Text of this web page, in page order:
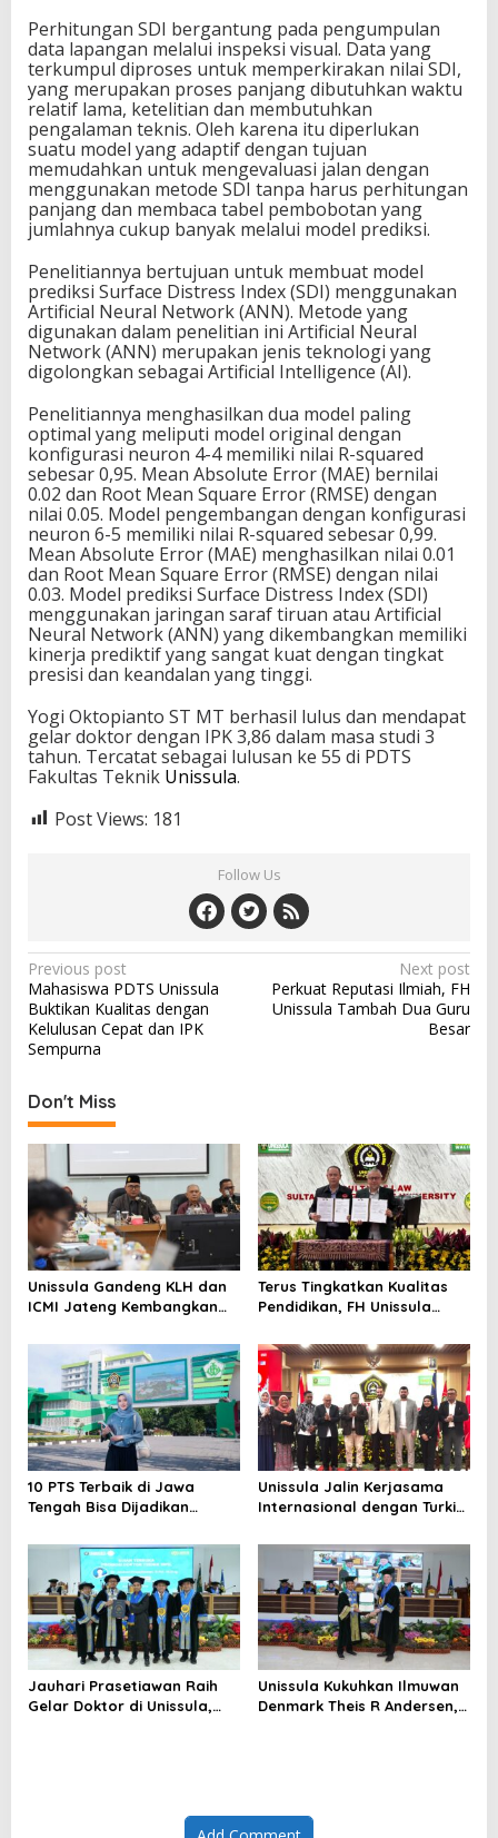
Perhitungan SDI bergantung pada pengumpulan
data lapangan melalui inspeksi visual. Data yang
terkumpul diproses untuk memperkirakan nilai SDI,
yang merupakan proses panjang dibutuhkan waktu
relatif lama, ketelitian dan membutuhkan
pengalaman teknis. Oleh karena itu diperlukan
suatu model yang adaptif dengan tujuan
memudahkan untuk mengevaluasi jalan dengan
menggunakan metode SDI tanpa harus perhitungan
panjang dan membaca tabel pembobotan yang
jumlahnya cukup banyak melalui model prediksi.
Penelitiannya bertujuan untuk membuat model
prediksi Surface Distress Index (SDI) menggunakan
Artificial Neural Network (ANN). Metode yang
digunakan dalam penelitian ini Artificial Neural
Network (ANN) merupakan jenis teknologi yang
digolongkan sebagai Artificial Intelligence (AI).
Penelitiannya menghasilkan dua model paling
optimal yang meliputi model original dengan
konfigurasi neuron 4-4 memiliki nilai R-squared
sebesar 0,95. Mean Absolute Error (MAE) bernilai
0.02 dan Root Mean Square Error (RMSE) dengan
nilai 0.05. Model pengembangan dengan konfigurasi
neuron 6-5 memiliki nilai R-squared sebesar 0,99.
Mean Absolute Error (MAE) menghasilkan nilai 0.01
dan Root Mean Square Error (RMSE) dengan nilai
0.03. Model prediksi Surface Distress Index (SDI)
menggunakan jaringan saraf tiruan atau Artificial
Neural Network (ANN) yang dikembangkan memiliki
kinerja prediktif yang sangat kuat dengan tingkat
presisi dan keandalan yang tinggi.
Yogi Oktopianto ST MT berhasil lulus dan mendapat
gelar doktor dengan IPK 3,86 dalam masa studi 3
tahun. Tercatat sebagai lulusan ke 55 di PDTS
Fakultas Teknik Unissula.
Post Views: 181
Follow Us
Post
navigation
Previous post
Mahasiswa PDTS Unissula
Buktikan Kualitas dengan
Kelulusan Cepat dan IPK
Sempurna
Next post
Perkuat Reputasi Ilmiah, FH
Unissula Tambah Dua Guru
Besar
Don't Miss
Unissula Gandeng KLH dan
ICMI Jateng Kembangkan
Bahurekso untuk
Selamatkan Pantura Jawa
Terus Tingkatkan Kualitas
Pendidikan, FH Unissula
10 PTS Terbaik di Jawa
Tengah Bisa Dijadikan
Berkualitas Tahun 2026
Unissula Jalin Kerjasama
Internasional dengan Turki
Jauhari Prasetiawan Raih
Gelar Doktor di Unissula,
Unissula Kukuhkan Ilmuwan
Denmark Theis R Andersen,